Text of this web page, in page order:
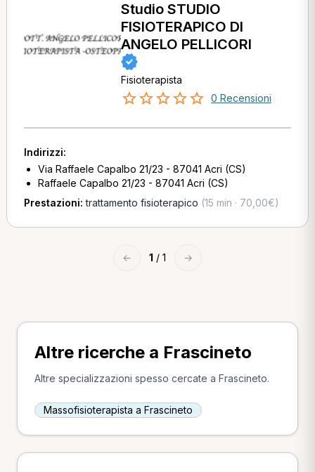
Studio STUDIO
FISIOTERAPICO DI
ANGELO PELLICORI
Fisioterapista
0 Recensioni
Indirizzi:
Via Raffaele Capalbo 21/23 - 87041 Acri (CS)
Raffaele Capalbo 21/23 - 87041 Acri (CS)
Prestazioni:trattamento fisioterapico (15 min · 70,00€)
← 1 / 1 →
Altre ricerche a Frascineto
Altre specializzazioni spesso cercate a Frascineto.
Massofisioterapista a Frascineto